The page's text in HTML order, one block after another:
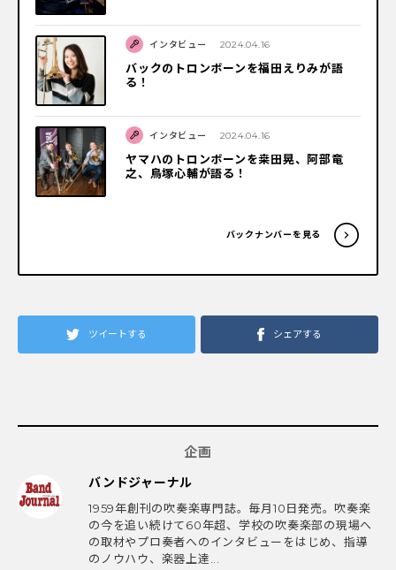
インタビュー 2024.04.16
バックのトロンボーンを福田えりみが語
る！
インタビュー 2024.04.16
ヤマハのトロンボーンを桒田晃、阿部竜
之、鳥塚心輔が語る！
バックナンバーを見る
ツイートする シェアする
企画
バンドジャーナル
1959年創刊の吹奏楽専門誌。毎月10日発売。吹奏楽
の今を追い続けて60年超、学校の吹奏楽部の現場へ
の取材やプロ奏者へのインタビューをはじめ、指導
のノウハウ、楽器上達...